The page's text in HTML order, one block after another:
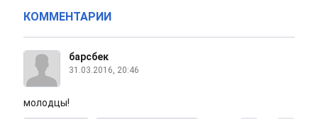
КОММЕНТАРИИ
барсбек
31.03.2016, 20:46
молодцы!